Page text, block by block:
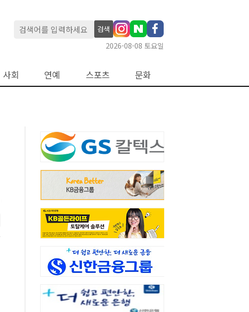
검색
2026-08-08 토요일
사회 연예 스포츠 문화